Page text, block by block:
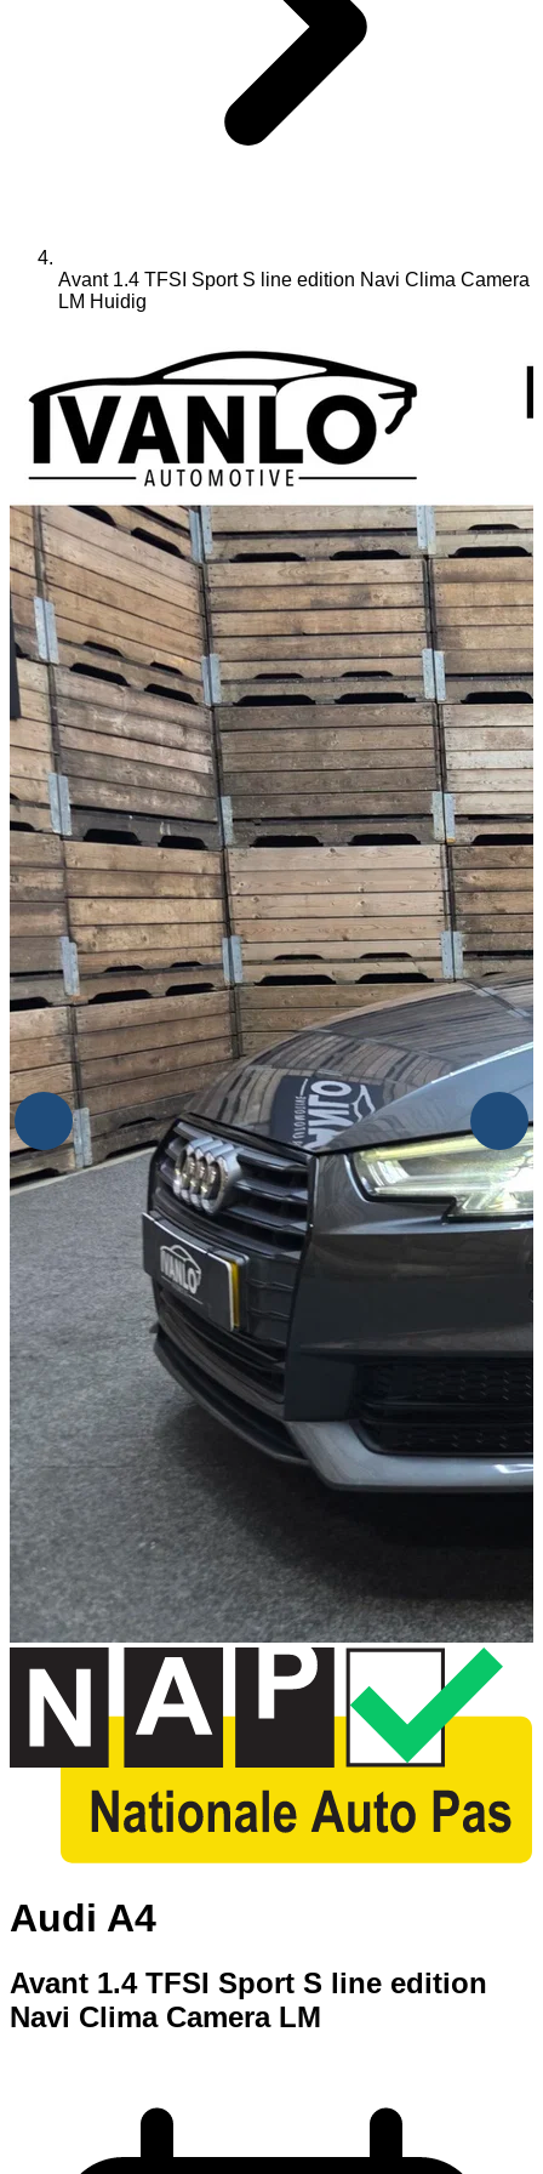
Avant 1.4 TFSI Sport S line edition Navi Clima Camera
LM Huidig
Audi A4
Avant 1.4 TFSI Sport S line edition
Navi Clima Camera LM